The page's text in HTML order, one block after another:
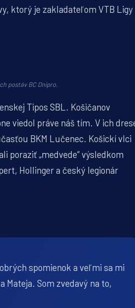
ktorý je zakladateľom VTB Ligy
postáv BC Dnipro.
Tipos SBL. Košičanov
viedol práve náš tím. V ich
BKM Lučenec. Košickí vlci
poraziť „medvede“ výsledkom
Hollinger a český legionár
spomienok a veľmi sa mi
Mateja. Som zvedavý na to,